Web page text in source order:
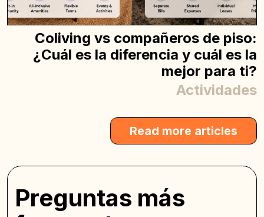
Coliving vs compañeros de piso:
¿Cuál es la diferencia y cuál es la
mejor para ti?
Actividades
Read more articles
Preguntas más